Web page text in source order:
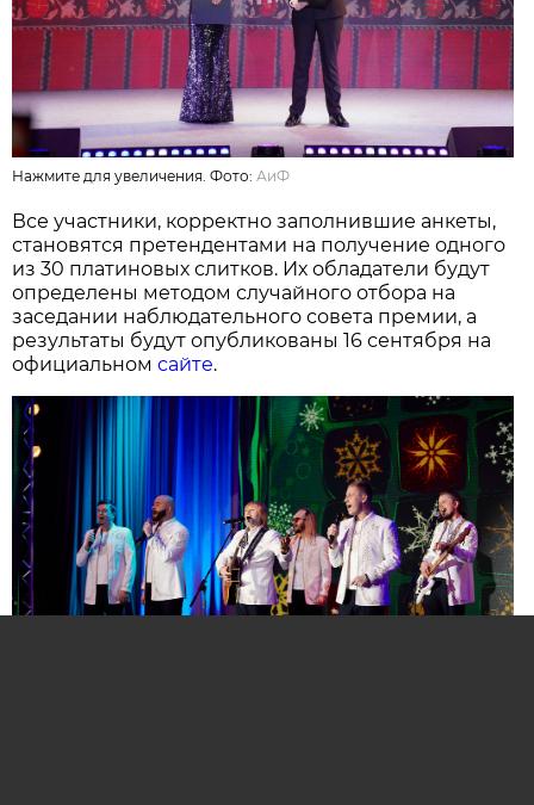
Нажмите для увеличения. Фото:АиФ
Все участники, корректно заполнившие анкеты,
становятся претендентами на получение одного
из 30 платиновых слитков. Их обладатели будут
определены методом случайного отбора на
заседании наблюдательного совета премии, а
результаты будут опубликованы 16 сентября на
официальномсайте.